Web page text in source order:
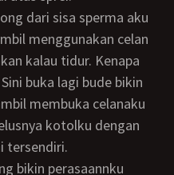
menggunakan celan
kalau tidur. Kenapa
buka lagi bude bikin
membuka celanaku
kotolku dengan
tersendiri.